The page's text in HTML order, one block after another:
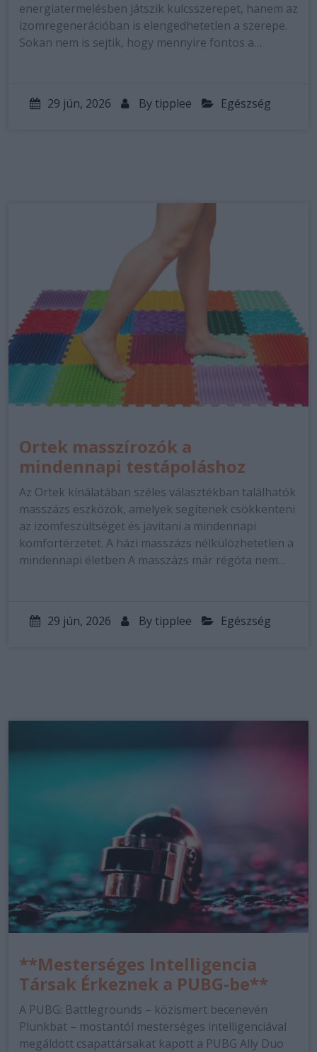
energiatermelésben játszik kulcsszerepet, hanem az
izomregenerációban is elengedhetetlen a szerepe.
Sokan nem is sejtik, hogy mennyire fontos a…
29 jún, 2026 By tipplee Egészség
Ortek masszírozók a
mindennapi testápoláshoz
Az Ortek kínálatában széles választékban találhatók
masszázs eszközök, amelyek segítenek csökkenteni
az izomfeszültséget és javítani a mindennapi
komfortérzetet. A házi masszázs nélkülözhetetlen a
mindennapi életben A masszázs már régóta nem…
29 jún, 2026 By tipplee Egészség
**Mesterséges Intelligencia
Társak Érkeznek a PUBG-be**
A PUBG: Battlegrounds – közismert becenevén
Plunkbat – mostantól mesterséges intelligenciával
megáldott csapattársakat kapott a PUBG Ally Duo